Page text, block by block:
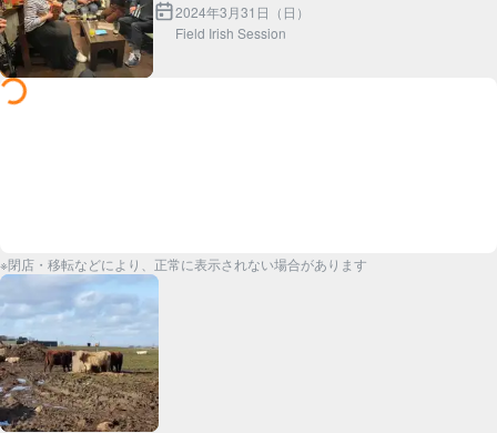
者のナイスなクールガイ、ジョナサンがやってき
た！
2024年3月31日（日）
Field Irish Session
※閉店・移転などにより、正常に表示されない場合があります